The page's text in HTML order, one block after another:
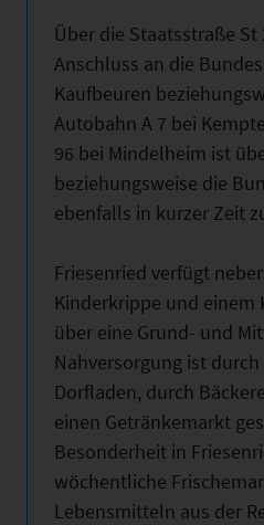
Über die Staatsstraße
Anschluss an die
Kaufbeuren
Autobahn A 7 bei
96 bei Mindelheim ist
beziehungsweise die
ebenfalls in kurzer Zeit
Friesenried verfügt
Kinderkrippe und einem
über eine Grund- und
Nahversorgung ist
Dorfladen, durch
einen Getränkemarkt
Besonderheit in
wöchentliche
Lebensmitteln aus der